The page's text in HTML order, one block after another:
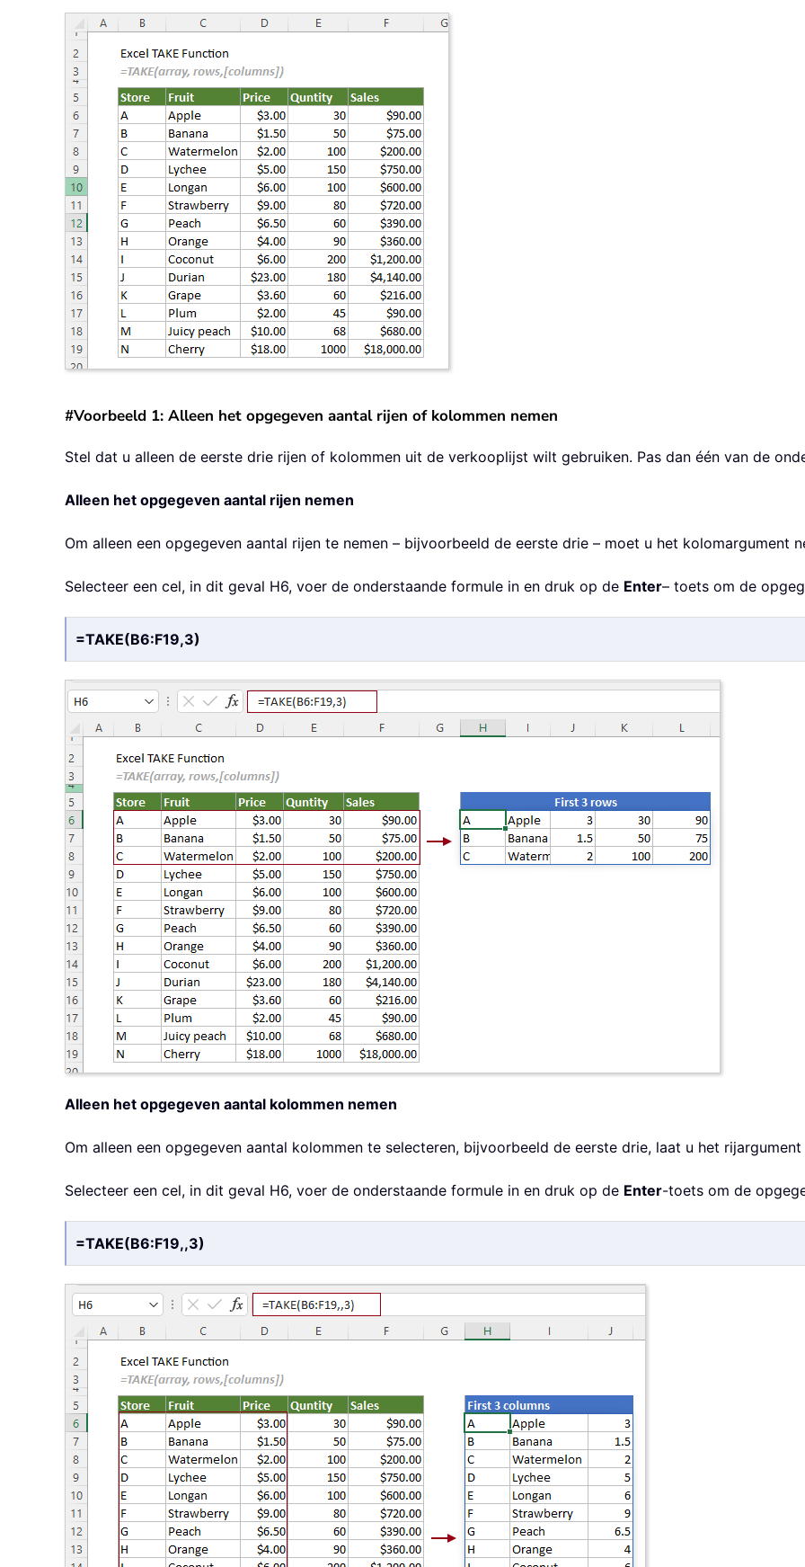
#Voorbeeld 1: Alleen het opgegeven aantal rijen of kolommen nemen
Stel dat u alleen de eerste drie rijen of kolommen uit de verkooplijst wilt gebruiken. Pas dan één van de
Alleen het opgegeven aantal rijen nemen
Om alleen een opgegeven aantal rijen te nemen – bijvoorbeeld de eerste drie – moet u het kolomargument
Selecteer een cel, in dit geval H6, voer de onderstaande formule in en druk op de Enter– toets om de
=TAKE(B6:F19,3)
Alleen het opgegeven aantal kolommen nemen
Om alleen een opgegeven aantal kolommen te selecteren, bijvoorbeeld de eerste drie, laat u het rijargument
Selecteer een cel, in dit geval H6, voer de onderstaande formule in en druk op de Enter-toets om de
=TAKE(B6:F19,,3)